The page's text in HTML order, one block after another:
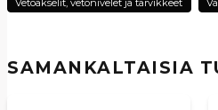
SAMANKALTAISIA
Vetoakselit, vetonivelet ja tarvikkeet